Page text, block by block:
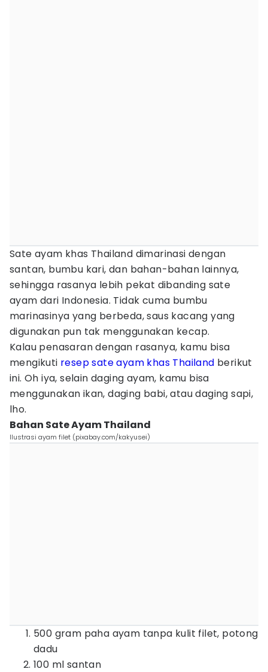
Sate ayam khas Thailand dimarinasi dengan
santan, bumbu kari, dan bahan-bahan lainnya,
sehingga rasanya lebih pekat dibanding sate
ayam dari Indonesia. Tidak cuma bumbu
marinasinya yang berbeda, saus kacang yang
digunakan pun tak menggunakan kecap.
Kalau penasaran dengan rasanya, kamu bisa
mengikuti resep sate ayam khas Thailand berikut
ini. Oh iya, selain daging ayam, kamu bisa
menggunakan ikan, daging babi, atau daging sapi,
lho.
Bahan Sate Ayam Thailand
Ilustrasi ayam filet (pixabay.com/kakyusei)
500 gram paha ayam tanpa kulit filet, potong
dadu
100 ml santan